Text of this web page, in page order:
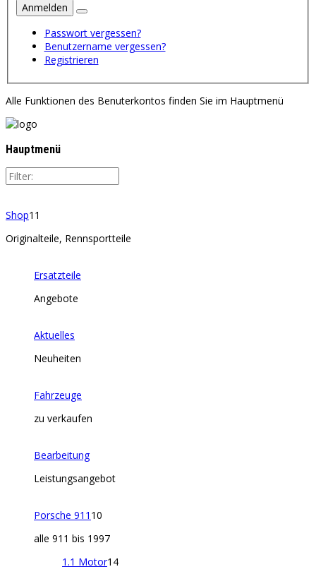
Anmelden
Passwort vergessen?
Benutzername vergessen?
Registrieren
Alle Funktionen des Benuterkontos finden Sie im Hauptmenü
Hauptmenü
Shop11
Originalteile, Rennsportteile
Ersatzteile
Angebote
Aktuelles
Neuheiten
Fahrzeuge
zu verkaufen
Bearbeitung
Leistungsangebot
Porsche 911 10
alle 911 bis 1997
1.1 Motor14